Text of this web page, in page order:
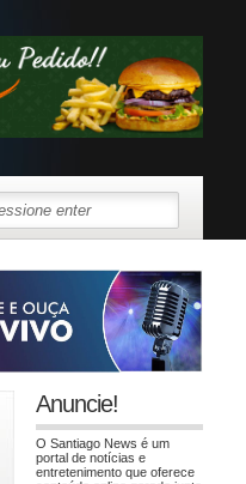
Anuncie!
O Santiago News é um
portal de notícias e
entretenimento que oferece